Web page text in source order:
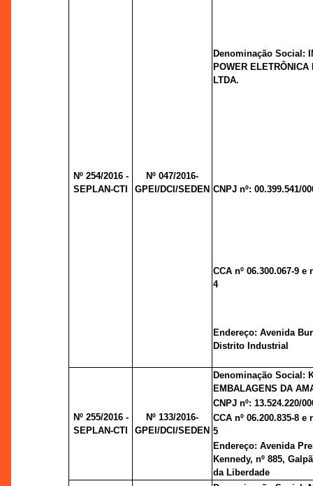
Nº 254/2016 -
SEPLAN-CTI
Nº 047/2016-
GPEI/DCI/SEDEN
Denominação Social:
POWER ELETRÔNICA
LTDA.
CNPJ nº: 00.399.541/
CCA nº 06.300.067-9 e
4
Endereço: Avenida
Distrito Industrial
Nº 255/2016 -
SEPLAN-CTI
Nº 133/2016-
GPEI/DCI/SEDEN
Denominação Social:
EMBALAGENS DA
CNPJ nº: 13.524.220/
CCA nº 06.200.835-8 e
5
Endereço: Avenida
Kennedy, nº 885,
da Liberdade